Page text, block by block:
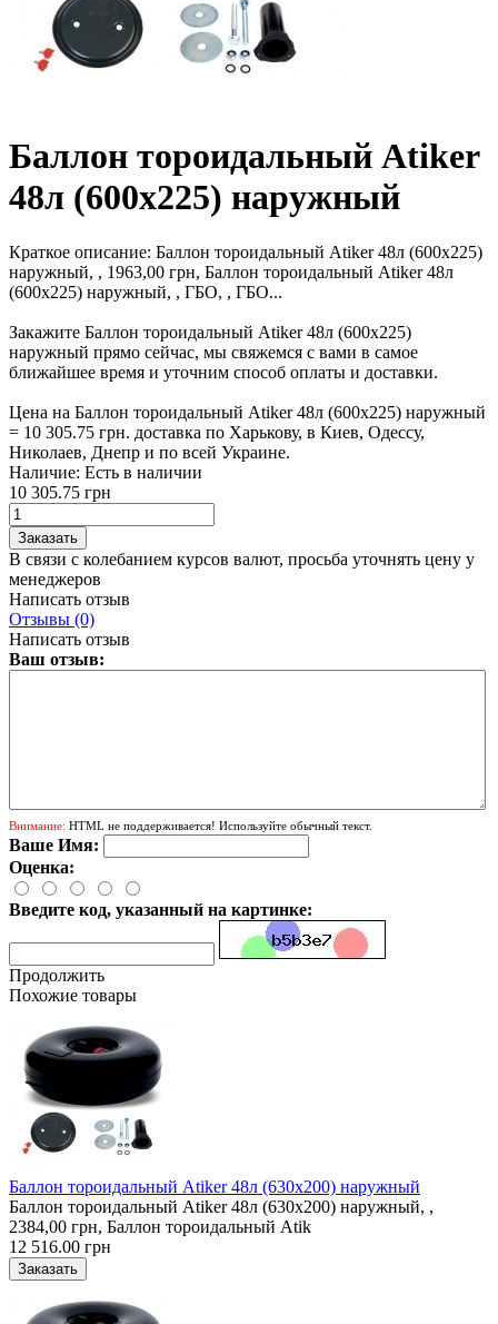
Баллон тороидальный Atiker
48л (600х225) наружный
Краткое описание: Баллон тороидальный Atiker 48л (600х225)
наружный, , 1963,00 грн, Баллон тороидальный Atiker 48л
(600х225) наружный, , ГБО, , ГБО...
Закажите Баллон тороидальный Atiker 48л (600х225)
наружный прямо сейчас, мы свяжемся с вами в самое
ближайшее время и уточним способ оплаты и доставки.
Цена на Баллон тороидальный Atiker 48л (600х225) наружный
= 10 305.75 грн. доставка по Харькову, в Киев, Одессу,
Николаев, Днепр и по всей Украине.
Наличие: Есть в наличии
10 305.75 грн
В связи с колебанием курсов валют, просьба уточнять цену у
менеджеров
Написать отзыв
Отзывы (0)
Написать отзыв
Ваш отзыв:
Внимание: HTML не поддерживается! Используйте обычный текст.
Ваше Имя:
Оценка:
Введите код, указанный на картинке:
Продолжить
Похожие товары
Баллон тороидальный Atiker 48л (630х200) наружный
Баллон тороидальный Atiker 48л (630х200) наружный, ,
2384,00 грн, Баллон тороидальный Atik
12 516.00 грн